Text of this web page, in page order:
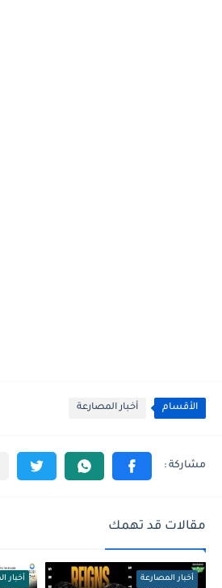
الأقسام أخبار المصارعة
مقالات قد تهمك
أخبار المصارعة أخبار